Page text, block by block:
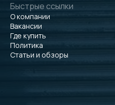
Быстрые ссылки
О компании
Вакансии
Где купить
Политика
Статьи и обзоры